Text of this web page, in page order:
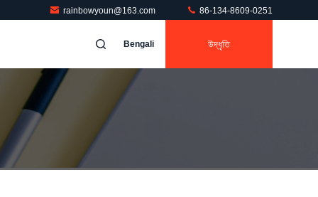
rainbowyoun@163.com 86-134-8609-0251
Bengali উদ্ধৃতি